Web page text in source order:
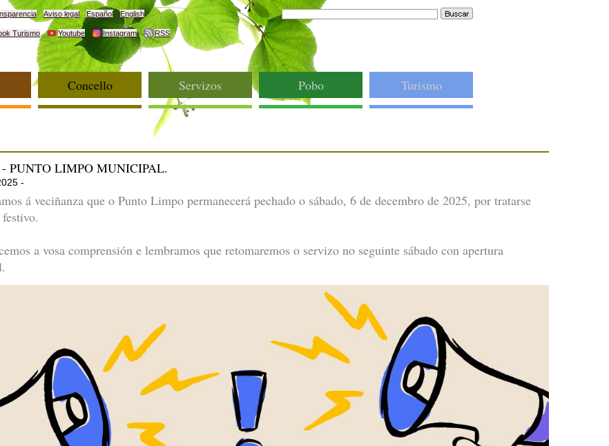
Aviso legal Español English
Turismo Youtube Instagram RSS
Concello Servizos Pobo Turismo
PUNTO LIMPO MUNICIPAL.
-
á veciñanza que o Punto Limpo permanecerá pechado o sábado, 6 de decembro de 2025, por tratarse
a vosa comprensión e lembramos que retomaremos o servizo no seguinte sábado con apertura